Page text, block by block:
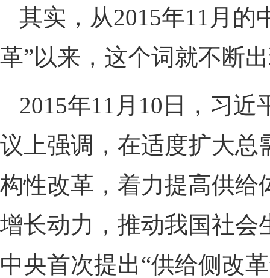
其实，从2015年11月的
革”以来，这个词就不断
2015年11月10日，习
议上强调，在适度扩大总
构性改革，着力提高供给
增长动力，推动我国社会
中央首次提出“供给侧改